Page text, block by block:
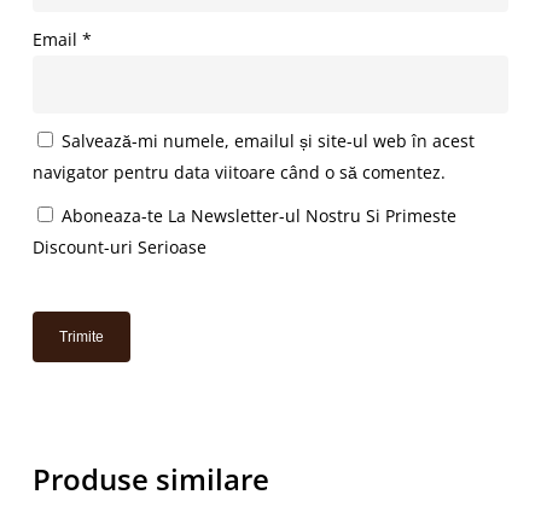
Email *
Salvează-mi numele, emailul și site-ul web în acest
navigator pentru data viitoare când o să comentez.
Aboneaza-te La Newsletter-ul Nostru Si Primeste
Discount-uri Serioase
Produse similare